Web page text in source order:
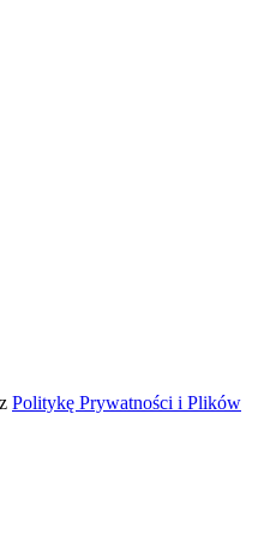
Politykę Prywatności i Plików